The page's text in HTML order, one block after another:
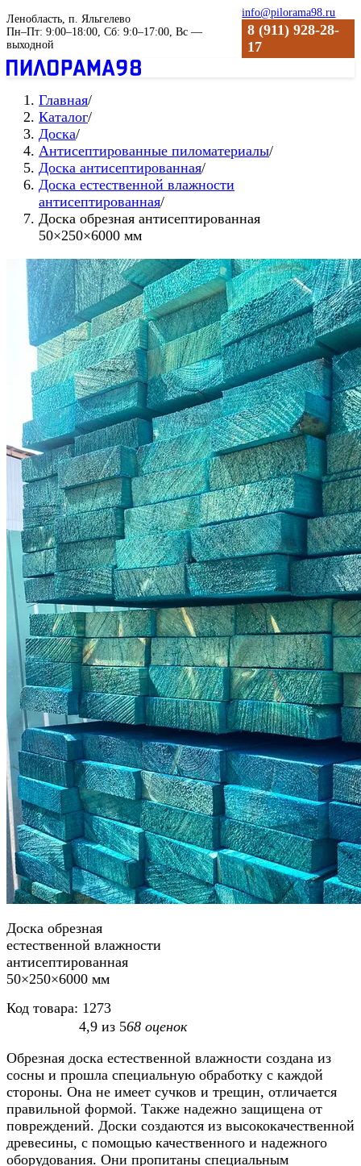
Ленобласть, п. Яльгелево
Пн–Пт: 9:00–18:00, Сб: 9:0–17:00, Вс —
выходной
info@pilorama98.ru
8 (911) 928-28-
17
Главная/
Каталог/
Доска/
Антиceптиpoвaнные пиломатериалы/
Доска антисептированная/
Доска естественной влажности
aнтиceптиpoвaнная/
Доска обрезная антисептированная
50×250×6000 мм
Доска обрезная
естественной влажности
антисептированная
50×250×6000 мм
Код товара: 1273
4,9 из 568 оценок
Обрезная доска естественной влажности создана из
сосны и прошла специальную обработку с каждой
стороны. Она не имеет сучков и трещин, отличается
правильной формой. Также надежно защищена от
повреждений. Доски создаются из высококачественной
древесины, с помощью качественного и надежного
оборудования. Они пропитаны специальным